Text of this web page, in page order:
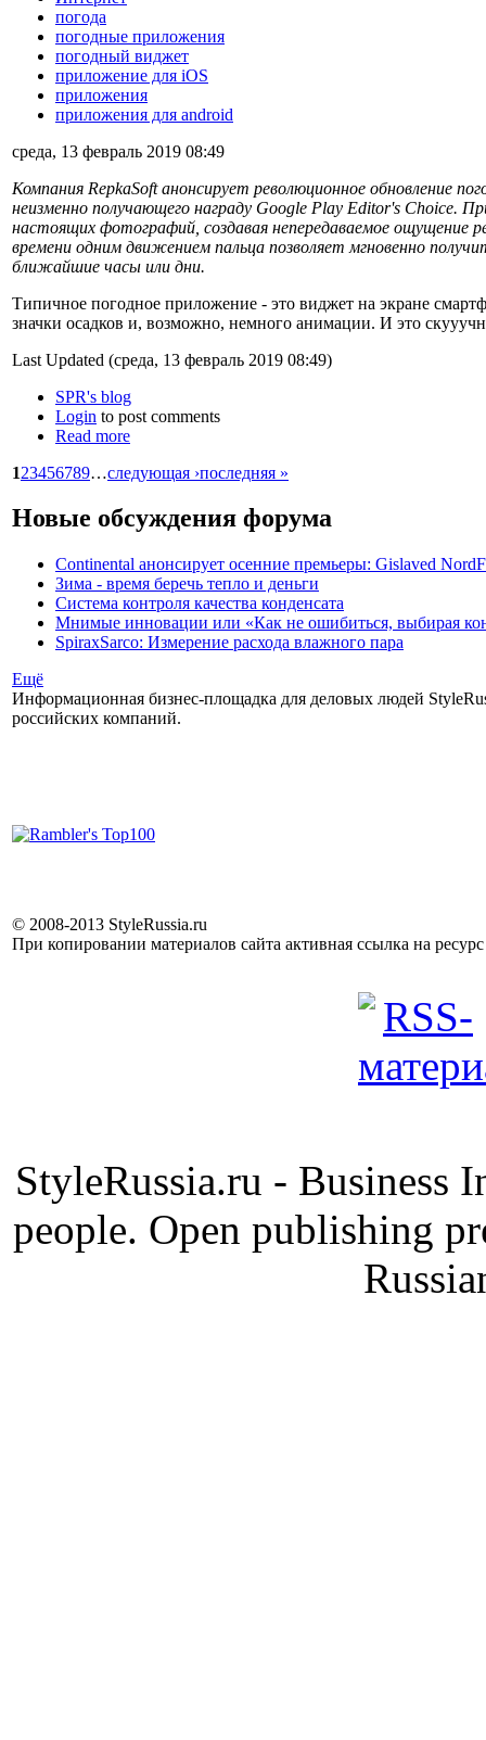
погода
погодные приложения
погодный виджет
приложение для iOS
приложения
приложения для android
среда, 13 февраль 2019 08:49
Компания RepkaSoft анонсирует революционное обновление
неизменно получающего награду Google Play Editor's Choice.
настоящих фотографий, создавая непередаваемое ощущение
времени одним движением пальца позволяет мгновенно
ближайшие часы или дни.
Типичное погодное приложение - это виджет на экране
значки осадков и, возможно, немного анимации. И это
Last Updated (среда, 13 февраль 2019 08:49)
SPR's blog
Login to post comments
Read more
123456789…следующая ›последняя »
Новые обсуждения форума
Continental анонсирует осенние премьеры: Gislaved
Зима - время беречь тепло и деньги
Система контроля качества конденсата
Мнимые инновации или «Как не ошибиться, выбирая
SpiraxSarco: Измерение расхода влажного пара
Ещё
Информационная бизнес-площадка для деловых людей
российских компаний.
© 2008-2013 StyleRussia.ru
При копировании материалов сайта активная ссылка на
StyleRussia.ru - Business
people. Open publishing